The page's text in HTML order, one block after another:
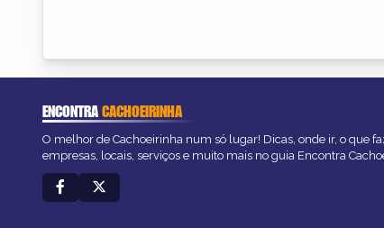
ENCONTRACACHOEIRINHA
O melhor de Cachoeirinha num só lugar! Dicas, onde ir, o que
empresas, locais, serviços e muito mais no guia Encontra